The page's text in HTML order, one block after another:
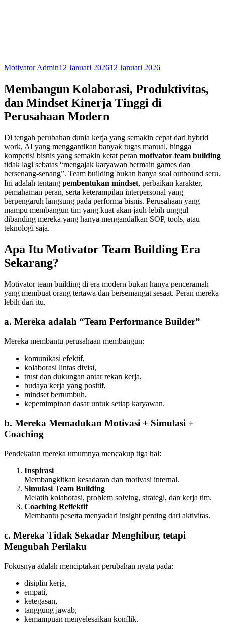
Motivator Admin12 Januari 202612 Januari 2026
Membangun Kolaborasi, Produktivitas,
dan Mindset Kinerja Tinggi di
Perusahaan Modern
Di tengah perubahan dunia kerja yang semakin cepat dari hybrid
work, AI yang menggantikan banyak tugas manual, hingga
kompetisi bisnis yang semakin ketat peran motivator team building
tidak lagi sebatas “mengajak karyawan bermain games dan
bersenang-senang”. Team building bukan hanya soal outbound seru.
Ini adalah tentang pembentukan mindset, perbaikan karakter,
pemahaman peran, serta keterampilan interpersonal yang
berpengaruh langsung pada performa bisnis. Perusahaan yang
mampu membangun tim yang kuat akan jauh lebih unggul
dibanding mereka yang hanya mengandalkan SOP, tools, atau
teknologi saja.
Apa Itu Motivator Team Building Era
Sekarang?
Motivator team building di era modern bukan hanya penceramah
yang membuat orang tertawa dan bersemangat sesaat. Peran mereka
lebih dari itu.
a. Mereka adalah “Team Performance Builder”
Mereka membantu perusahaan membangun:
komunikasi efektif,
kolaborasi lintas divisi,
trust dan dukungan antar rekan kerja,
budaya kerja yang positif,
mindset bertumbuh,
kepemimpinan dasar untuk setiap karyawan.
b. Mereka Memadukan Motivasi + Simulasi +
Coaching
Pendekatan mereka umumnya mencakup tiga hal:
Inspirasi
Membangkitkan kesadaran dan motivasi internal.
Simulasi Team Building
Melatih kolaborasi, problem solving, strategi, dan kerja tim.
Coaching Reflektif
Membantu peserta menyadari insight penting dari aktivitas.
c. Mereka Tidak Sekadar Menghibur, tetapi
Mengubah Perilaku
Fokusnya adalah menciptakan perubahan nyata pada:
disiplin kerja,
empati,
ketegasan,
tanggung jawab,
kemampuan menyelesaikan konflik.